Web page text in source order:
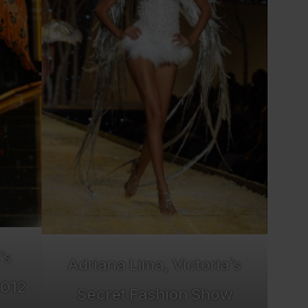
Adriana Lima, Victoria’s
Secret Fashion Show